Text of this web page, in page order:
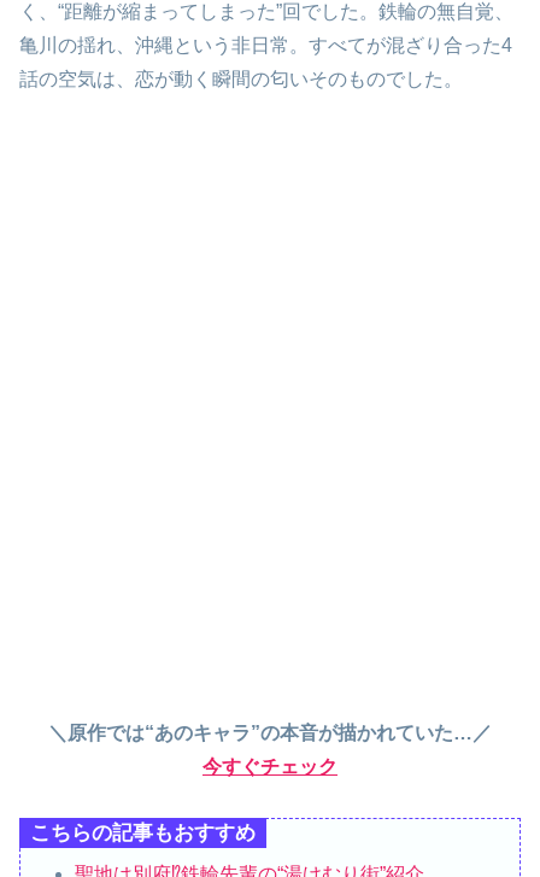
く、“距離が縮まってしまった”回でした。鉄輪の無自覚、
亀川の揺れ、沖縄という非日常。すべてが混ざり合った4
話の空気は、恋が動く瞬間の匂いそのものでした。
＼原作では“あのキャラ”の本音が描かれていた…／
今すぐチェック
こちらの記事もおすすめ